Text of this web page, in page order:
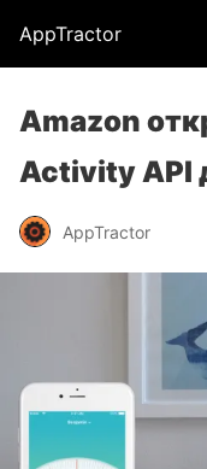
AppTractor
Amazon
Activity API
AppTractor